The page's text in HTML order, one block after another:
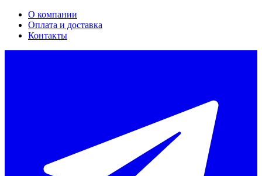
О компании
Оплата и доставка
Контакты